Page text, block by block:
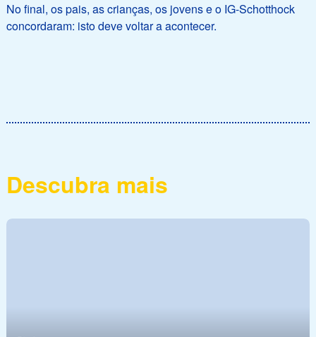
No final, os pais, as crianças, os jovens e o IG-Schotthock
concordaram: isto deve voltar a acontecer.
Descubra mais